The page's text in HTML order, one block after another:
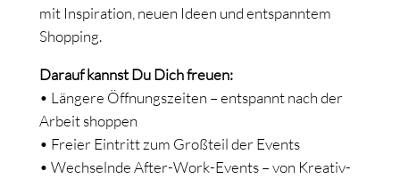
mit Inspiration, neuen Ideen und entspanntem
Shopping.
Darauf kannst Du Dich freuen:
• Längere Öffnungszeiten – entspannt nach der
Arbeit shoppen
• Freier Eintritt zum Großteil der Events
• Wechselnde After-Work-Events – von Kreativ-